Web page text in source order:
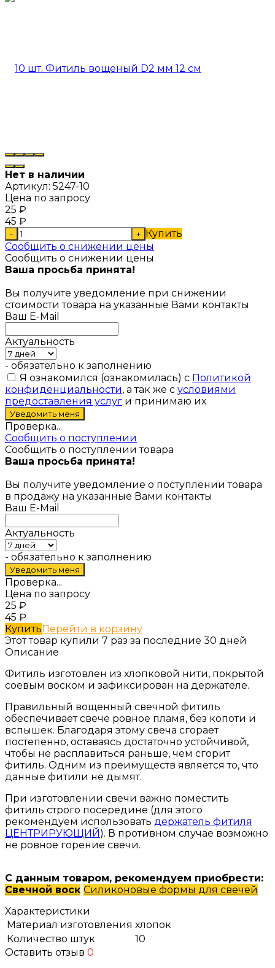
Нет в наличии
Артикул: 5247-10
Цена по запросу
25 ₽
45 ₽
- + Купить
Сообщить о снижении цены
Сообщить о снижении цены
Ваша просьба принята!
Вы получите уведомление при снижении
стоимости товара на указанные Вами контакты
Ваш E-Mail
Актуальность
- обязательно к заполнению
Я ознакомился (ознакомилась) с Политикой
конфиденциальности, а так же с условиями
предоставления услуг и принимаю их
Проверка...
Сообщить о поступлении
Сообщить о поступлении товара
Ваша просьба принята!
Вы получите уведомление о поступлении товара
в продажу на указанные Вами контакты
Ваш E-Mail
Актуальность
- обязательно к заполнению
Проверка...
Цена по запросу
25 ₽
45 ₽
КупитьПерейти в корзину
Этот товар купили 7 раз за последние 30 дней
Описание
Фитиль изготовлен из хлопковой нити, покрытой
соевым воском и зафиксирован на держателе.
Правильный вощенный свечной фитиль
обеспечивает свече ровное пламя, без копоти и
вспышек. Благодаря этому свеча сгорает
постепенно, оставаясь достаточно устойчивой,
чтобы не расплавиться раньше, чем сгорит
фитиль. Одним из преимуществ является то, что
данные фитили не дымят.
При изготовлении свечи важно поместить
фитиль строго посередине (для этого
рекомендуем использовать держатель фитиля
ЦЕНТРИРУЮЩИЙ). В противном случае возможно
не ровное горение свечи.
С данным товаром, рекомендуем приобрести:
Свечной воск Силиконовые формы для свечей
Характеристики
Материал изготовления хлопок
Количество штук
10
Оставить отзыв 0